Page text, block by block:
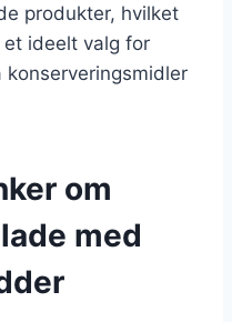
produkter, hvilket
ideelt valg for
om
med